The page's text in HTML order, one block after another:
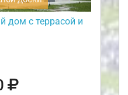
дом с террасой и